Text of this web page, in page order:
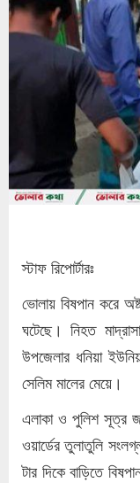
স্টাফ রিপোর্টারঃ
ভোলায় বিষপান করে
ঘটেছে। নিহত
উপজেলার ধনিয়া
সেলিম মালের মেয়ে।
এলাকা ও পুলিশ সূত্র
ওয়ার্ডের তুলাতুলি
টার দিকে বাড়িতে